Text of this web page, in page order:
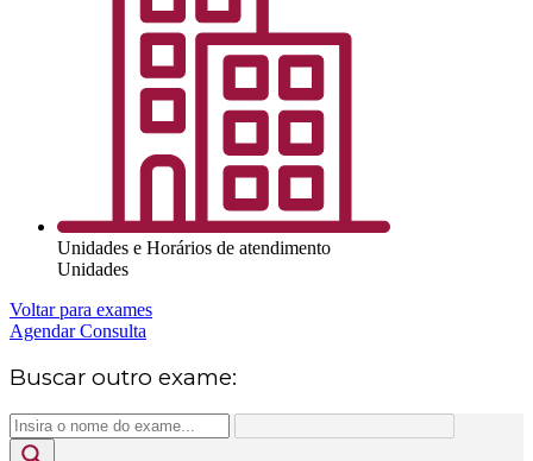
Unidades e Horários de atendimento
Unidades
Voltar para exames
Agendar Consulta
Buscar outro exame: